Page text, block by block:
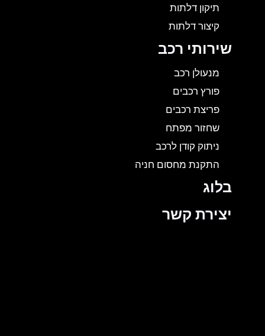
תיקון דלתות
קיצור דלתות
שירותי רכב
מנעולן רכב
פורץ רכבים
פריצת רכבים
שחזור מפתח
ניתוק קודן לרכב
התקנת מחסום חניה
בלוג
יצירת קשר